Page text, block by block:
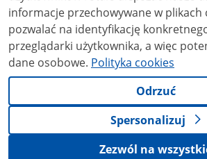
informacje przechowywane w plikach
pozwalać na identyfikację
przeglądarki użytkownika, a więc
dane osobowe. Polityka cookies
Odrzuć
Spersonalizuj
Zezwól na